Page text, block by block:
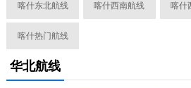
喀什东北航线 喀什西南航线 喀什
喀什热门航线
华北航线